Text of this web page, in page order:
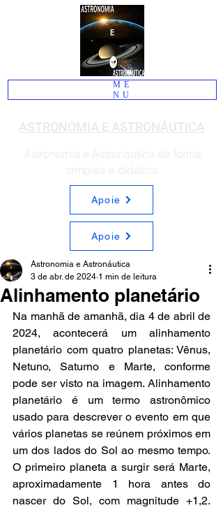
ASTRONOMIA E ASTRONÁUTICA
ME
NU
Astronomia e Astronáutica de forma
simples e didática
Apoie
Apoie
Alinhamento planetário
Astronomia e Astronáutica
3 de abr. de 2024 1 min de leitura
Na manhã de amanhã, dia 4 de abril de
2024, acontecerá um alinhamento
planetário com quatro planetas: Vênus,
Netuno, Saturno e Marte, conforme
pode ser visto na imagem. Alinhamento
planetário é um termo astronômico
usado para descrever o evento em que
vários planetas se reúnem próximos em
um dos lados do Sol ao mesmo tempo.
O primeiro planeta a surgir será Marte,
aproximadamente 1 hora antes do
nascer do Sol, com magnitude +1,2.